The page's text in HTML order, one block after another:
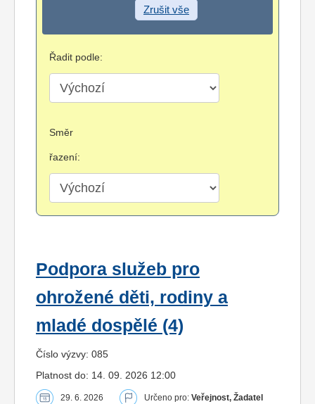
Zrušit vše
Řadit podle:
Směr
řazení:
Podpora služeb pro
ohrožené děti, rodiny a
mladé dospělé (4)
Číslo výzvy: 085
Platnost do: 14. 09. 2026 12:00
29. 6. 2026 Určeno pro: Veřejnost, Žadatel